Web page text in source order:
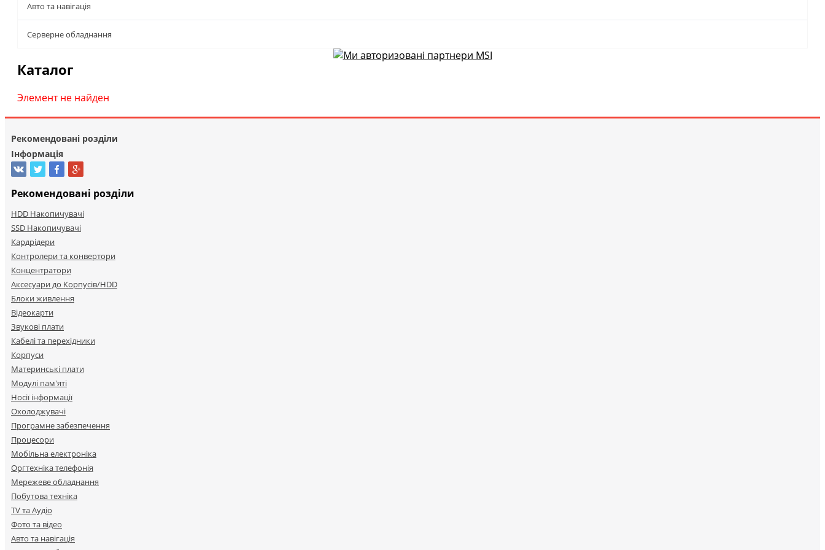
Авто та навігація
Серверне обладнання
Каталог
Элемент не найден
Рекомендовані розділи
Інформація
Рекомендовані розділи
HDD Накопичувачі
SSD Накопичувачі
Кардрідери
Контролери та конвертори
Концентратори
Аксесуари до Корпусів/HDD
Блоки живлення
Відеокарти
Звукові плати
Кабелі та перехідники
Корпуси
Материнські плати
Модулі пам'яті
Носії інформації
Охолоджувачі
Програмне забезпечення
Процесори
Мобільна електроніка
Оргтехніка телефонія
Мережеве обладнання
Побутова техніка
TV та Аудіо
Фото та відео
Авто та навігація